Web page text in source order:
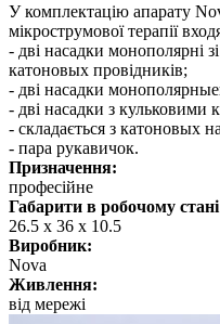
У комплектацію апарату
мікрострумової терапії
- дві насадки монополярні
катоновых провідників;
- дві насадки
- дві насадки з кульковими
- складається з катоновых
- пара рукавичок.
Призначення:
професійне
Габарити в робочому
26.5 x 36 x 10.5
Виробник:
Nova
Живлення:
від мережі